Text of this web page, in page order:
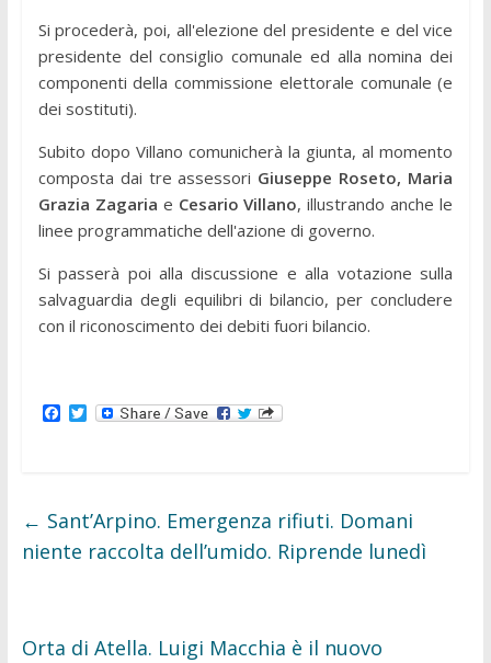
Si procederà, poi, all'elezione del presidente e del vice
presidente del consiglio comunale ed alla nomina dei
componenti della commissione elettorale comunale (e
dei sostituti).
Subito dopo Villano comunicherà la giunta, al momento
composta dai tre assessori Giuseppe Roseto, Maria
Grazia Zagaria e Cesario Villano, illustrando anche le
linee programmatiche dell'azione di governo.
Si passerà poi alla discussione e alla votazione sulla
salvaguardia degli equilibri di bilancio, per concludere
con il riconoscimento dei debiti fuori bilancio.
F
o
k
T
r
← Sant’Arpino. Emergenza rifiuti. Domani
niente raccolta dell’umido. Riprende lunedì
Orta di Atella. Luigi Macchia è il nuovo